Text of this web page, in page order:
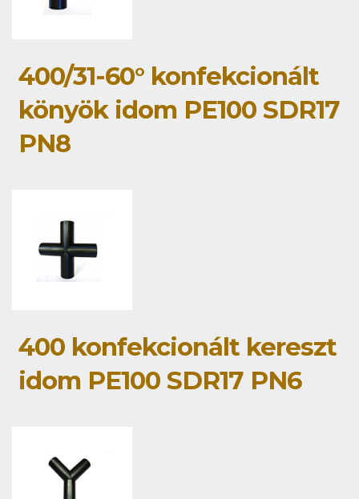
400/31-60° konfekcionált
könyök idom PE100 SDR17
PN8
400 konfekcionált kereszt
idom PE100 SDR17 PN6